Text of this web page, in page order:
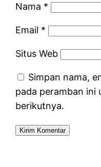
Nama *
Email *
Situs Web
Simpan nama,
pada peramban ini
berikutnya.